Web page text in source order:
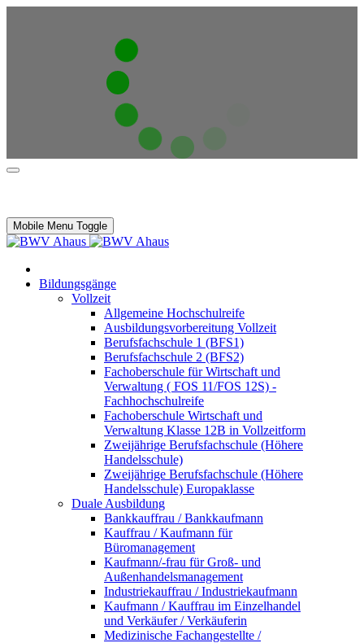
Mobile Menu Toggle
Bildungsgänge
Vollzeit
Allgemeine Hochschulreife
Ausbildungsvorbereitung Vollzeit
Berufsfachschule 1 (BFS1)
Berufsfachschule 2 (BFS2)
Fachoberschule für Wirtschaft und
Verwaltung ( FOS 11/FOS 12S) -
Fachhochschulreife
Fachoberschule Wirtschaft und
Verwaltung Klasse 12B in Vollzeitform
Zweijährige Berufsfachschule (Höhere
Handelsschule)
Zweijährige Berufsfachschule (Höhere
Handelsschule) Europaklasse
Duale Ausbildung
Bankkauffrau / Bankkaufmann
Kauffrau / Kaufmann für
Büromanagement
Kaufmann/-frau für Groß- und
Außenhandelsmanagement
Industriekauffrau / Industriekaufmann
Kaufmann / Kauffrau im Einzelhandel
und Verkäufer / Verkäuferin
Medizinische Fachangestellte /